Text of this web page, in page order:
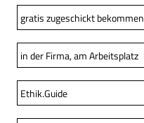
gratis zugeschickt bekommen
in der Firma, am Arbeitsplatz
Ethik.Guide